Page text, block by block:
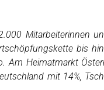
Mitarbeiterinnen
bis
Am Heimatmarkt
mit 14%,